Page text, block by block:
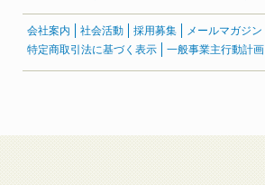
会社案内 社会活動 採用募集 メールマガジン
特定商取引法に基づく表示
一般事業主行動計画